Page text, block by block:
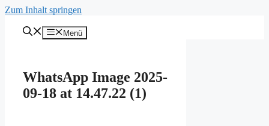
Zum Inhalt springen
Menü
WhatsApp Image 2025-
09-18 at 14.47.22 (1)